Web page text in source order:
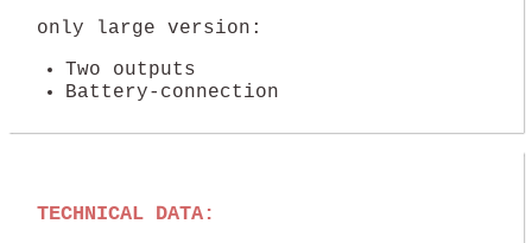
only large version:
Two outputs
Battery-connection
TECHNICAL DATA: